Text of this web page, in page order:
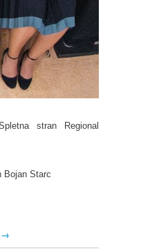
stran Regional
Bojan Starc
→